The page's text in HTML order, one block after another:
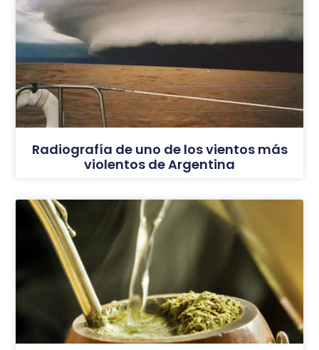
Radiografía de uno de los vientos más
violentos de Argentina